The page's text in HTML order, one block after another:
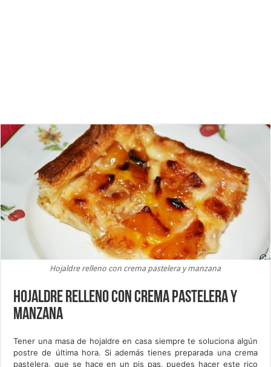
Hojaldre relleno con crema pastelera y manzana
Hojaldre relleno con crema pastelera y
manzana
Tener una masa de hojaldre en casa siempre te soluciona algún
postre de última hora. Si además tienes preparada una crema
pastelera, que se hace en un pis pas, puedes hacer este rico